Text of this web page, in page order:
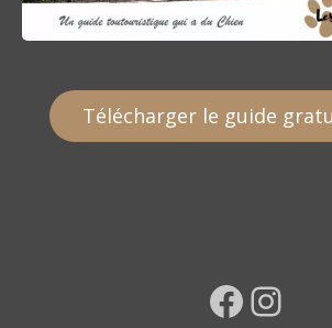
Télécharger le guide
Facebook Instagram